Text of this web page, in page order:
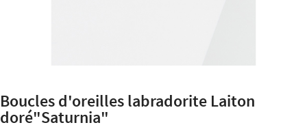
Boucles d'oreilles labradorite Laiton
doré"Saturnia"